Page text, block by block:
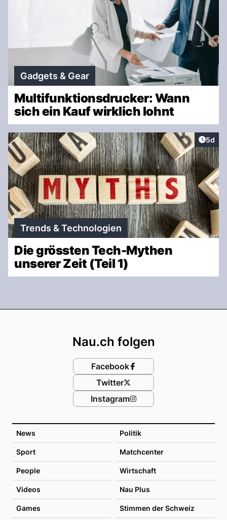
Gadgets & Gear
Multifunktionsdrucker: Wann
sich ein Kauf wirklich lohnt
5d
Trends & Technologien
Die grössten Tech-Mythen
unserer Zeit (Teil 1)
News Politik
Sport Matchcenter
People Wirtschaft
Videos Nau Plus
Games Stimmen der Schweiz
Nau.ch folgen
Facebook
Twitter
Instagram